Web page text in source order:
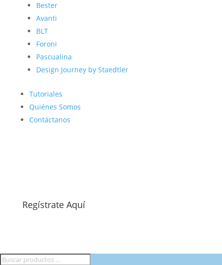
Bester
Avanti
BLT
Foroni
Pascualina
Design Journey by Staedtler
Tutoriales
Quiénes Somos
Contáctanos
Regístrate Aquí
Búsqueda